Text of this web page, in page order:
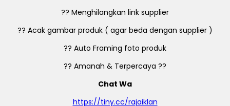
?? Menghilangkan link supplier
?? Acak gambar produk ( agar beda dengan supplier )
?? Auto Framing foto produk
?? Amanah & Terpercaya ??
Chat Wa
https://tiny.cc/rajaiklan